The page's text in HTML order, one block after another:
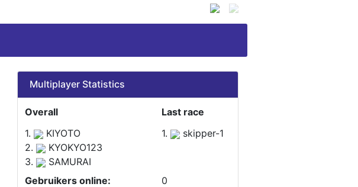
Multiplayer Statistics
Overall
Last race
1.
KIYOTO 1.
skipper-1
2.
KYOKYO123
3.
SAMURAI
Gebruikers online:
0